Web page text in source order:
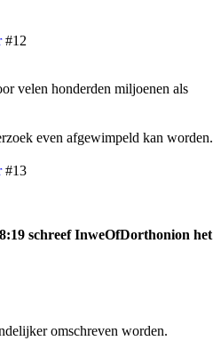
#12
velen honderden miljoenen als
even afgewimpeld kan worden.
#13
schreef InweOfDorthonion het
omschreven worden.